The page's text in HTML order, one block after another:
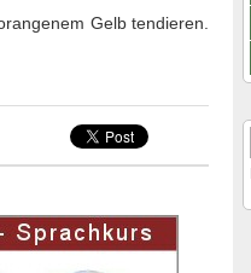
Gelb tendieren.